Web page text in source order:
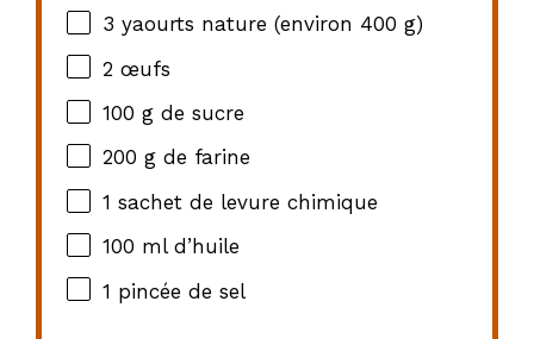
3 yaourts nature (environ 400 g)
2 œufs
100 g de sucre
200 g de farine
1 sachet de levure chimique
100 ml d’huile
1 pincée de sel